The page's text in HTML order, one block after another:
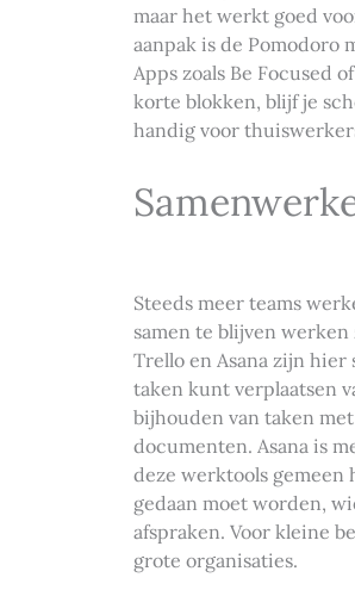
maar het werkt goed
aanpak is de Pomodoro
Apps zoals Be Focused
korte blokken, blijf je
handig voor
Steeds meer teams
samen te blijven
Trello en Asana zijn hier
taken kunt verplaatsen
bijhouden van taken
documenten. Asana is
deze werktools gemeen
gedaan moet worden,
afspraken. Voor kleine
grote organisaties.